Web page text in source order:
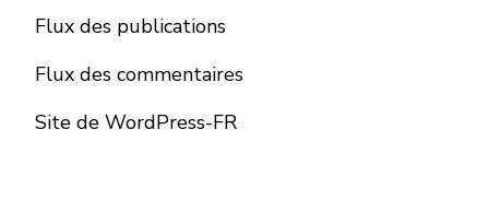
Flux des publications
Flux des commentaires
Site de WordPress-FR